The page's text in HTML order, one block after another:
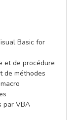
Basic for
et de procédure
de méthodes
par VBA